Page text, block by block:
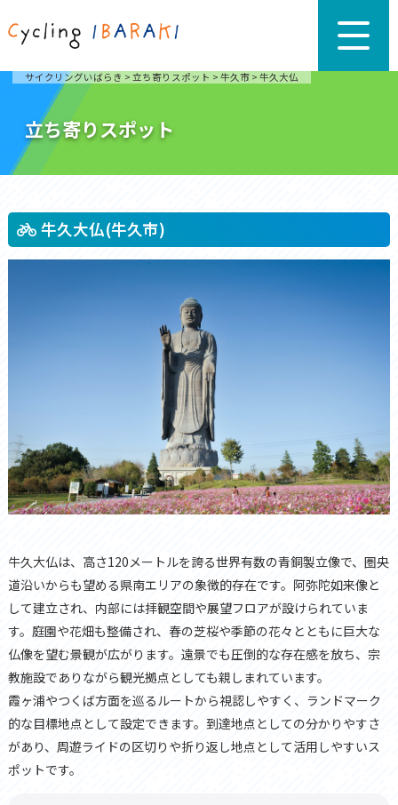
サイクリングいばらき > 立ち寄りスポット > 牛久市 > 牛久大仏
立ち寄りスポット
牛久大仏(牛久市)
牛久大仏は、高さ120メートルを誇る世界有数の青銅製立像で、圏央
道沿いからも望める県南エリアの象徴的存在です。阿弥陀如来像と
して建立され、内部には拝観空間や展望フロアが設けられていま
す。庭園や花畑も整備され、春の芝桜や季節の花々とともに巨大な
仏像を望む景観が広がります。遠景でも圧倒的な存在感を放ち、宗
教施設でありながら観光拠点としても親しまれています。
霞ヶ浦やつくば方面を巡るルートから視認しやすく、ランドマーク
的な目標地点として設定できます。到達地点としての分かりやすさ
があり、周遊ライドの区切りや折り返し地点として活用しやすいス
ポットです。